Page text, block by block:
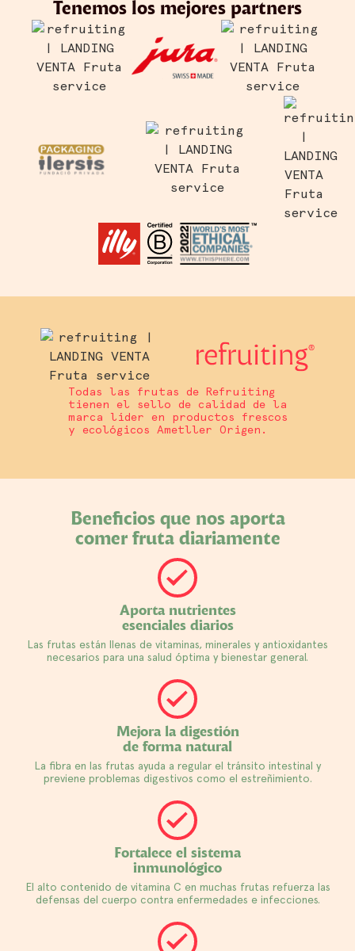
Tenemos los mejores partners
Todas las frutas de Refruiting
tienen el sello de calidad de la
marca líder en productos frescos
y ecológicos Ametller Origen.
Beneficios que nos aporta
comer fruta diariamente
Aporta nutrientes
esenciales diarios
Las frutas están llenas de vitaminas, minerales y antioxidantes
necesarios para una salud óptima y bienestar general.
Mejora la digestión
de forma natural
La fibra en las frutas ayuda a regular el tránsito intestinal y
previene problemas digestivos como el estreñimiento.
Fortalece el sistema
inmunológico
El alto contenido de vitamina C en muchas frutas refuerza las
defensas del cuerpo contra enfermedades e infecciones.